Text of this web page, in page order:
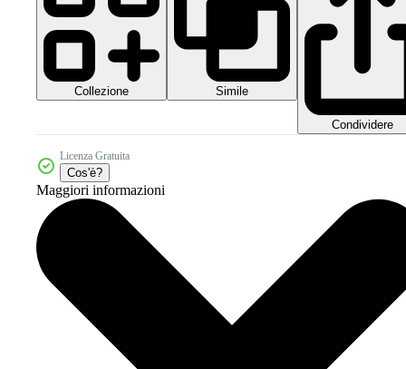
Collezione Simile
Condividere
Licenza Gratuita
Cos'è?
Maggiori informazioni